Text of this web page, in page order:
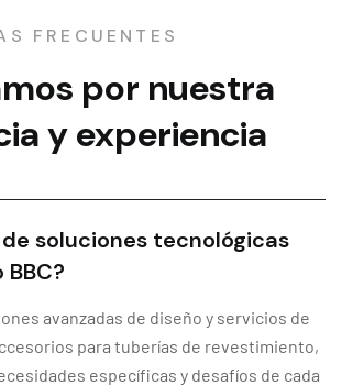
FRECUENTES
por nuestra
y experiencia
soluciones tecnológicas
avanzadas de diseño y servicios de
para tuberías de revestimiento,
específicas y desafíos de cada